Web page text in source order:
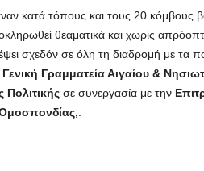
κατά τόπους και τους 20
θεαματικά και χωρίς
σχεδόν σε όλη τη διαδρομή με
Γενική Γραμματεία Αιγαίου &
Πολιτικήςσε συνεργασία με την
Ομοσπονδίας,